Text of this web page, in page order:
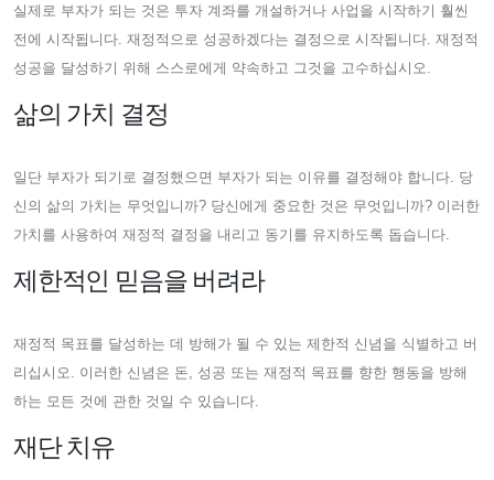
실제로 부자가 되는 것은 투자 계좌를 개설하거나 사업을 시작하기 훨씬
전에 시작됩니다. 재정적으로 성공하겠다는 결정으로 시작됩니다. 재정적
성공을 달성하기 위해 스스로에게 약속하고 그것을 고수하십시오.
삶의 가치 결정
일단 부자가 되기로 결정했으면 부자가 되는 이유를 결정해야 합니다. 당
신의 삶의 가치는 무엇입니까? 당신에게 중요한 것은 무엇입니까? 이러한
가치를 사용하여 재정적 결정을 내리고 동기를 유지하도록 돕습니다.
제한적인 믿음을 버려라
재정적 목표를 달성하는 데 방해가 될 수 있는 제한적 신념을 식별하고 버
리십시오. 이러한 신념은 돈, 성공 또는 재정적 목표를 향한 행동을 방해
하는 모든 것에 관한 것일 수 있습니다.
재단 치유